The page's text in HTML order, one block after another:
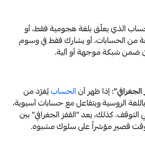
الذي يعلّق بلغة هجومية فقط، أو
من الحسابات، أو يشارك فقط في وسوم
ضمن شبكة موجهة أو آلية.
إذا ظهر أنالحسابيُغرّد من
الروسية ويتفاعل مع حسابات آسيوية،
كذلك، يعد "القفز الجغرافي" بين
قصير مؤشراً على سلوك مشبوه.